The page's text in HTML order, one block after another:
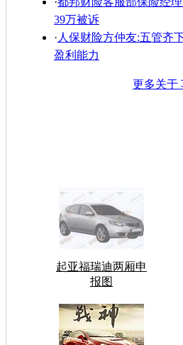
39万被诉
· 人保财险方仲友:五管齐
盈利能力
更多关于
起亚福瑞迪两厢申
报图